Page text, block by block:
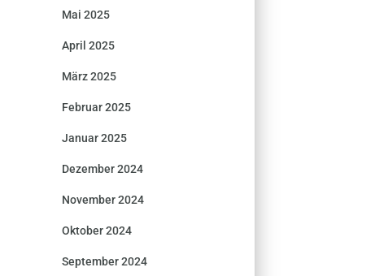
Mai 2025
April 2025
März 2025
Februar 2025
Januar 2025
Dezember 2024
November 2024
Oktober 2024
September 2024